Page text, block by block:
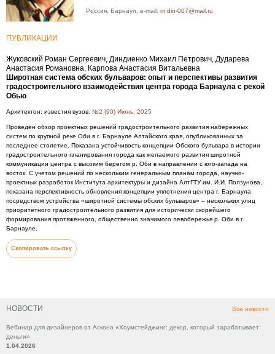
НОВОСТИ Все новости
Вебинар для дизайнеров от Аскона «Хоумстейджинг: декор, который зарабатывает
деньги»
1.04.2026
Россия, Барнаул, e-mail: m.din-007@mail.ru
ПУБЛИКАЦИИ
Жуковский Роман Сергеевич, Диндиенко Михаил Петрович, Дударева
Анастасия Романовна, Карпова Анастасия Витальевна
Широтная система обских бульваров: опыт и перспективы развития
градостроительного взаимодействия центра города Барнаула с рекой
Обью
Архитектон: известия вузов. №2 (90) Июнь, 2025
Проведён обзор проектных решений градостроительного развития набережных
систем по крупной реке Оби в г. Барнауле Алтайского края, опубликованных за
последнее столетие. Показана устойчивость концепции Обского бульвара в истории
градостроительного планирования города как желаемого развития широтной
коммуникации центра с высоким берегом р. Оби в направлении с юго-запада на
восток. С учетом решений по нескольким генеральным планам города, научно-
проектных разработок Института архитектуры и дизайна АлтГТУ им. И.И. Ползунова,
показана перспективность обновления концепции уплотнения центра г. Барнаула
посредством устройства «широтной системы обских бульваров» – нескольких улиц
приоритетного градостроительного развития для исторически скорейшего
формирования протяженного, общественно значимого левобережья р. Оби в г.
Барнауле.
Скопировать ссылку